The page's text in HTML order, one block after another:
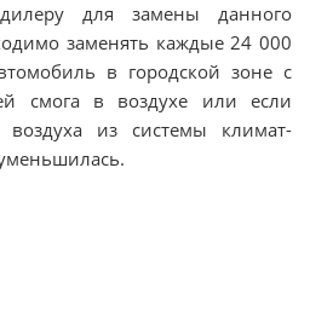
для замены данного
заменять каждые 24 000
в городской зоне с
смога в воздухе или если
воздуха из системы климат-